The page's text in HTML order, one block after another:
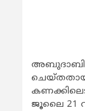
അബുദാബി:
ജൂലൈ 21